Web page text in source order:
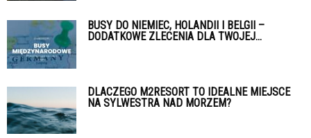
BUSY DO NIEMIEC, HOLANDII I BELGII –
DODATKOWE ZLECENIA DLA TWOJEJ...
DLACZEGO M2RESORT TO IDEALNE MIEJSCE
NA SYLWESTRA NAD MORZEM?